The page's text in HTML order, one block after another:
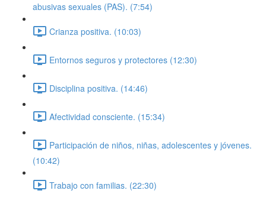
abusivas sexuales (PAS). (7:54)
Crianza positiva. (10:03)
Entornos seguros y protectores (12:30)
Disciplina positiva. (14:46)
Afectividad consciente. (15:34)
Participación de niños, niñas, adolescentes y jóvenes.
(10:42)
Trabajo con familias. (22:30)